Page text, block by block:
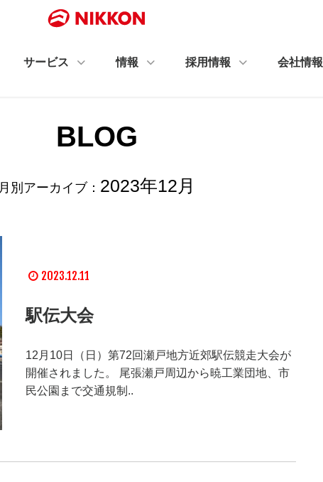
サービス 情報 採用情報 会社情報
BLOG
月別アーカイブ： 2023年12月
2023.12.11
駅伝大会
12月10日（日）第72回瀬戸地方近郊駅伝競走大会が
開催されました。 尾張瀬戸周辺から暁工業団地、市
民公園まで交通規制..